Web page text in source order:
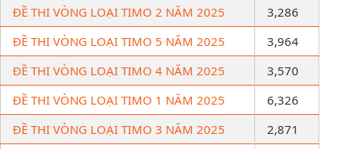
ĐỀ THI VÒNG LOẠI TIMO 2 NĂM 2025
3,286
ĐỀ THI VÒNG LOẠI TIMO 5 NĂM 2025
3,964
ĐỀ THI VÒNG LOẠI TIMO 4 NĂM 2025
3,570
ĐỀ THI VÒNG LOẠI TIMO 1 NĂM 2025
6,326
ĐỀ THI VÒNG LOẠI TIMO 3 NĂM 2025
2,871